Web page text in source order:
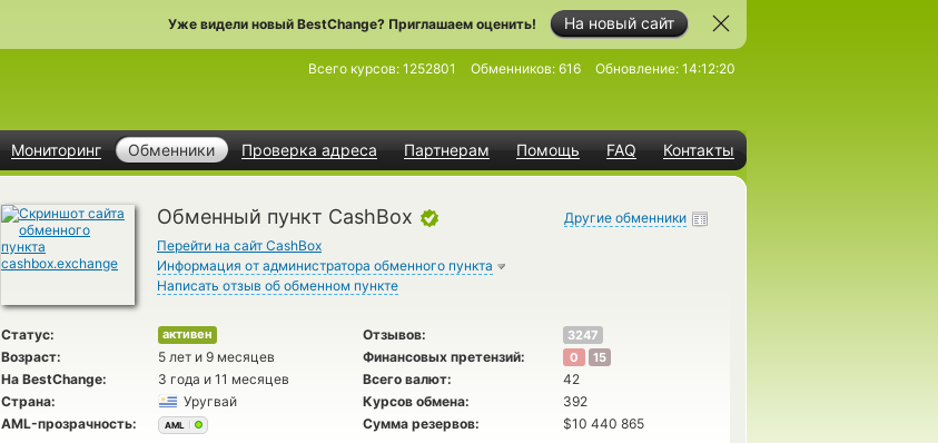
На новый сайт
Уже видели новый BestChange? Приглашаем оценить!
Мониторинг Обменники Проверка адреса Партнерам Помощь FAQ Контакты
Всего курсов: 1252801 Обменников: 616 Обновление: 14:12:20
Обменный пункт CashBox
Перейти на сайт CashBox
Информация от администратора обменного пункта
Написать отзыв об обменном пункте
Другие обменники
Статус: активен Отзывов: 3247
Возраст: 5 лет и 9 месяцев Финансовых претензий: 0 15
На BestChange: 3 года и 11 месяцев Всего валют:
42
Страна:
Уругвай Курсов обмена:
392
AML-прозрачность:
AML Сумма резервов: $10 440 865